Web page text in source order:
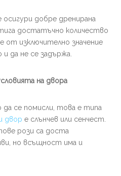
добре дренирана
достатъчно количество
от изключително значение
да не се задържа.
на двора
се помисли, това е типа
двор е слънчев или сенчест.
рози са доста
но всъщност има и